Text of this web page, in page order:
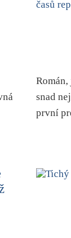
snad
první